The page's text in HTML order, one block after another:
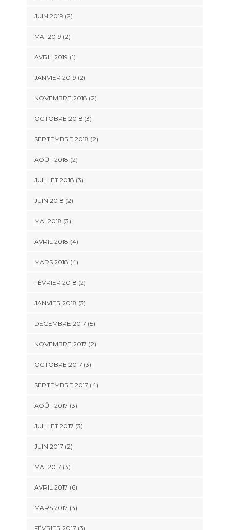
JUIN 2019 (2)
MAI 2019 (2)
AVRIL 2019 (1)
JANVIER 2019 (2)
NOVEMBRE 2018 (2)
OCTOBRE 2018 (3)
SEPTEMBRE 2018 (2)
AOÛT 2018 (2)
JUILLET 2018 (3)
JUIN 2018 (2)
MAI 2018 (3)
AVRIL 2018 (4)
MARS 2018 (4)
FÉVRIER 2018 (2)
JANVIER 2018 (3)
DÉCEMBRE 2017 (5)
NOVEMBRE 2017 (2)
OCTOBRE 2017 (3)
SEPTEMBRE 2017 (4)
AOÛT 2017 (3)
JUILLET 2017 (3)
JUIN 2017 (2)
MAI 2017 (3)
AVRIL 2017 (6)
MARS 2017 (3)
FÉVRIER 2017 (3)